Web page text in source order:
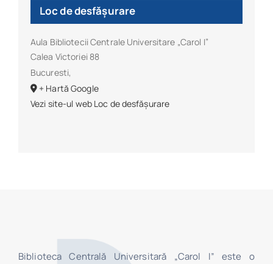
Loc de desfășurare
Aula Bibliotecii Centrale Universitare „Carol I”
Calea Victoriei 88
Bucuresti,
+ Hartă Google
Vezi site-ul web Loc de desfășurare
Biblioteca Centrală Universitară „Carol I” este o